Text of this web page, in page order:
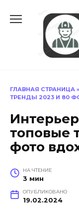
содержанию
ГЛАВНАЯ СТРАНИЦА »
ТРЕНДЫ 2023 И 80
топовые
фото
НА ЧТЕНИЕ
3 мин
ОПУБЛИКОВАНО
19.02.2024